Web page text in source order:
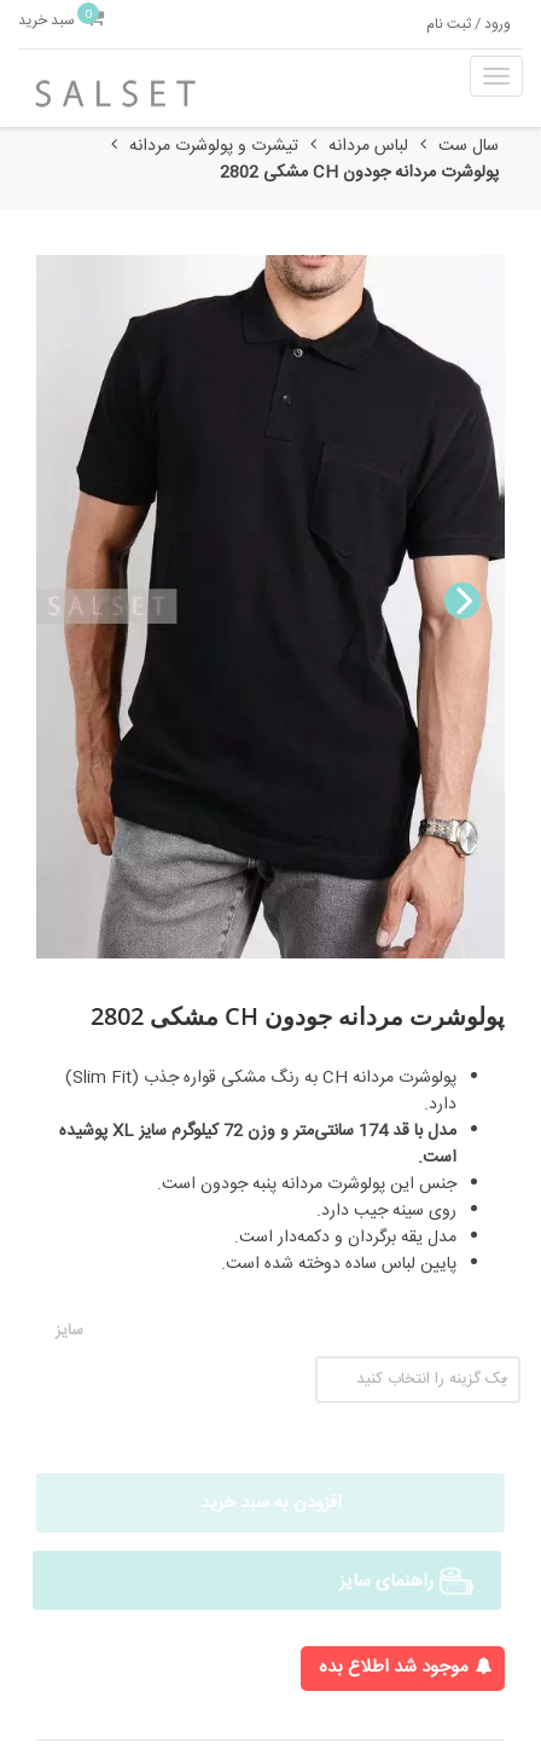
ورود / ثبت نام 0 سبد خرید
T
o
g
g
l
o
n
سال ست لباس مردانه
تیشرت و پولوشرت مردانه
پولوشرت مردانه جودون CH مشکی 2802
پولوشرت مردانه جودون CH مشکی 2802
پولوشرت مردانه CH به رنگ مشکی قواره جذب (Slim Fit)
دارد.
مدل با قد 174 سانتی‌متر و وزن 72 کیلوگرم سایز XL پوشیده
است.
جنس این پولوشرت مردانه پنبه جودون است.
روی سینه جیب دارد.
مدل یقه برگردان و دکمه‌دار است.
پایین لباس ساده دوخته شده است.
سایز
افزودن به سبد خرید
راهنمای سایز
موجود شد اطلاع بده